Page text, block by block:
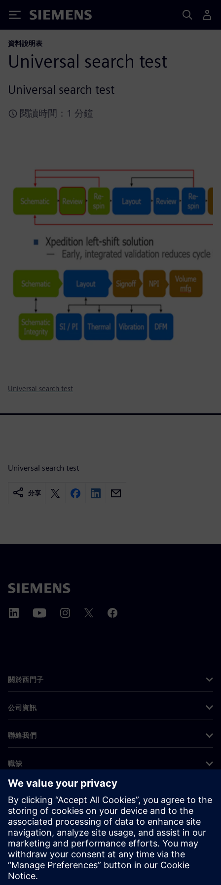
Siemens
資料說明表
Universal search test
Universal search test
閱讀時間：1 分鐘
Universal search test
Universal search test
分享
關於西門子
公司資訊
聯絡我們
職缺
©Siemens 2026
公司資訊
隱私權聲明
Cookie 通知